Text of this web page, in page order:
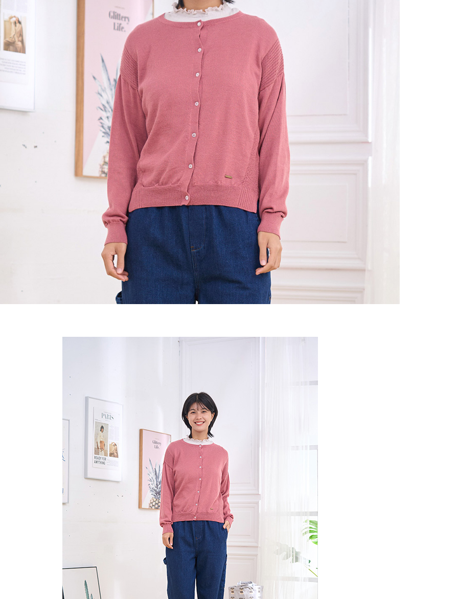
３．未成年的使用者請事先徵得法定代理人或監護人之同意方可使用
「AFTEE先享後付」，若未經同意申辦者引起之損失，本公司不負相關責
任。
４．使用「AFTEE先享後付」時，將依據個別帳號之用戶狀況，依本公司
即時審查核予不同之上限額度；若仍有額度不足之情形，本公司將視審查
結果請求用戶進行身份認證。
５．嚴禁一人註冊多個帳號或使用他人資訊註冊。若發現惡意使用之情
形，恩沛科技股份有限公司將有權停止該用戶之使用額度並採取法律行
動。
每筆NT$140，滿NT$2,000(含以上)免運費